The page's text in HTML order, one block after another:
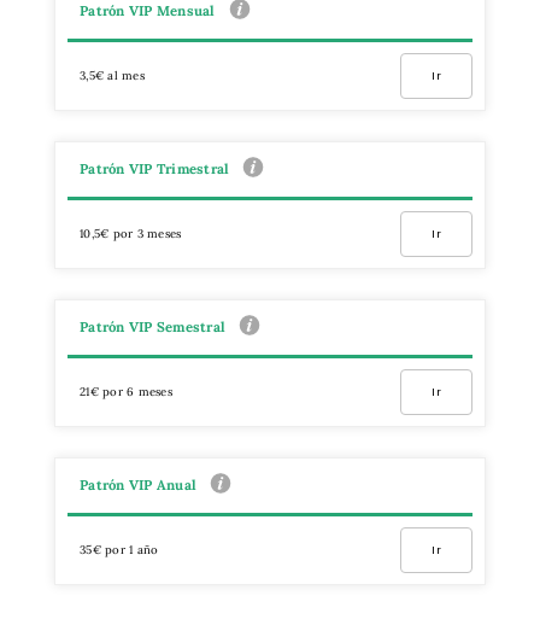
Patrón VIP Mensual
3,5€ al mes Ir
Patrón VIP Trimestral
10,5€ por 3 meses Ir
Patrón VIP Semestral
21€ por 6 meses Ir
Patrón VIP Anual
35€ por 1 año Ir